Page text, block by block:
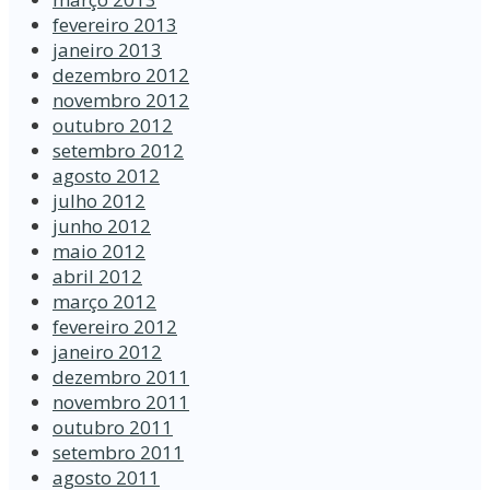
fevereiro 2013
janeiro 2013
dezembro 2012
novembro 2012
outubro 2012
setembro 2012
agosto 2012
julho 2012
junho 2012
maio 2012
abril 2012
março 2012
fevereiro 2012
janeiro 2012
dezembro 2011
novembro 2011
outubro 2011
setembro 2011
agosto 2011